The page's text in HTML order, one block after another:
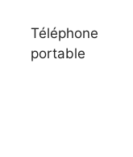
Téléphone
portable